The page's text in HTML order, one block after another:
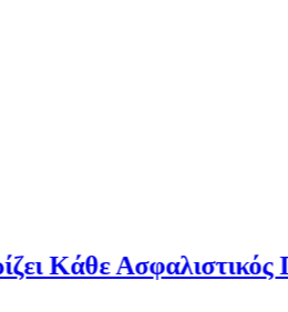
Ασφαλιστικός